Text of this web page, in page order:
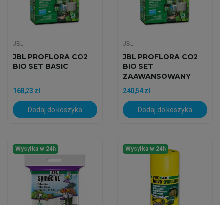
JBL
JBL PROFLORA CO2
BIO SET BASIC
168,23 zł
Dodaj do koszyka
JBL
JBL PROFLORA CO2
BIO SET
ZAAWANSOWANY
240,54 zł
Dodaj do koszyka
Wysyłka w 24h Wysyłka w 24h